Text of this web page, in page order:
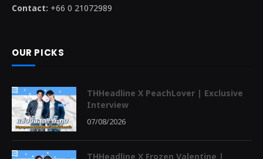
Contact: +66 0 21072989
OUR PICKS
THHeadline X PeachLover | Exclusive
Interview
07/08/2026